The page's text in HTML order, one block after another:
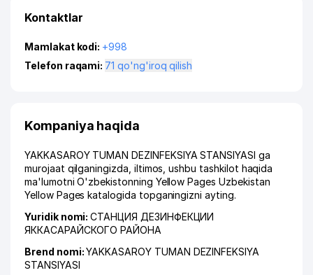
Kontaktlar
Mamlakat kodi: +998
Telefon raqami:
71 qo'ng'iroq qilish
Kompaniya haqida
YAKKASAROY TUMAN DEZINFEKSIYA STANSIYASI ga
murojaat qilganingizda, iltimos, ushbu tashkilot haqida
ma'lumotni O'zbekistonning Yellow Pages Uzbekistan
Yellow Pages katalogida topganingizni ayting.
Yuridik nomi:СТАНЦИЯ ДЕЗИНФЕКЦИИ
ЯККАСАРАЙСКОГО РАЙОНА
Brend nomi:YAKKASAROY TUMAN DEZINFEKSIYA
STANSIYASI